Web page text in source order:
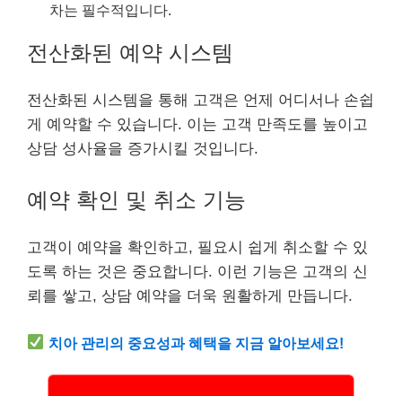
차는 필수적입니다.
전산화된 예약 시스템
전산화된 시스템을 통해 고객은 언제 어디서나 손쉽
게 예약할 수 있습니다. 이는 고객 만족도를 높이고
상담 성사율을 증가시킬 것입니다.
예약 확인 및 취소 기능
고객이 예약을 확인하고, 필요시 쉽게 취소할 수 있
도록 하는 것은 중요합니다. 이런 기능은 고객의 신
뢰를 쌓고, 상담 예약을 더욱 원활하게 만듭니다.
치아관리의 중요성과 혜택을 지금 알아보세요!